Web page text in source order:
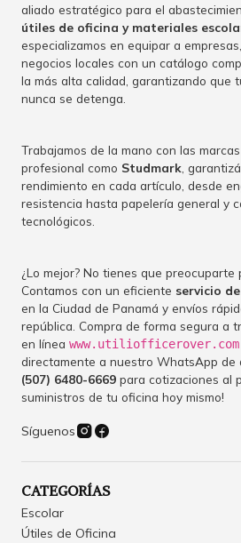
aliado estratégico para el
útiles de oficina y materiales
especializamos en equipar a
negocios locales con un catálogo
la más alta calidad, garantizando que
nunca se detenga.
Trabajamos de la mano con las
profesional como Studmark ,
rendimiento en cada artículo, desde
resistencia hasta papelería general y
tecnológicos.
¿Lo mejor? No tienes que preocuparte
Contamos con un eficiente servicio
en la Ciudad de Panamá y envíos
república. Compra de forma segura a
en línea www.utiliofficerover.com
directamente a nuestro WhatsApp de
(507) 6480-6669 para cotizaciones al
suministros de tu oficina hoy mismo!
Síguenos
CATEGORÍAS
Escolar
Útiles de Oficina